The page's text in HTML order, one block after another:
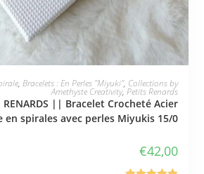
JE L'ADOPTE
, Bracelets : En Perles "Miyuki", Collections by
Amethyste Creativity,Petits Renards
RENARDS || Bracelet Crocheté Acier
en spirales avec perles Miyukis 15/0
€42,00